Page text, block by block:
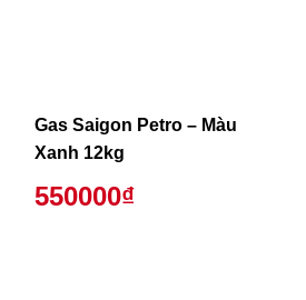
Gas Saigon Petro – Màu
Xanh 12kg
550000₫